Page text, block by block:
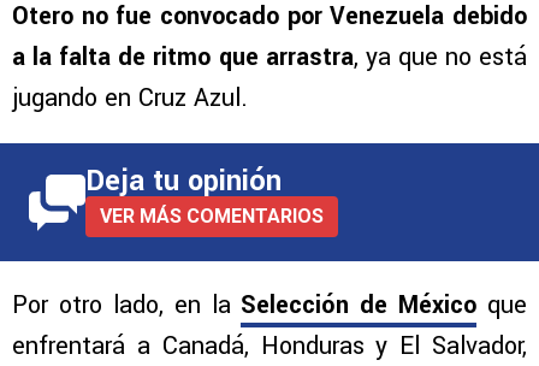
Otero no fue convocado por Venezuela debido
a la falta de ritmo que arrastra, ya que no está
jugando en Cruz Azul.
Deja tu opinión
VER MÁS COMENTARIOS
Por otro lado, en la Selección de México que
enfrentará a Canadá, Honduras y El Salvador,